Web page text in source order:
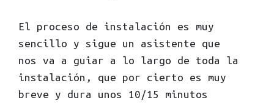
El proceso de instalación es muy
sencillo y sigue un asistente que
nos va a guiar a lo largo de toda la
instalación, que por cierto es muy
breve y dura unos 10/15 minutos